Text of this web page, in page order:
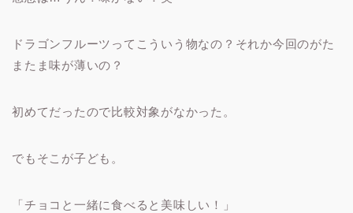
ドラゴンフルーツってこういう物なの？それか今回のがた
またま味が薄いの？
初めてだったので比較対象がなかった。
でもそこが子ども。
「チョコと一緒に食べると美味しい！」